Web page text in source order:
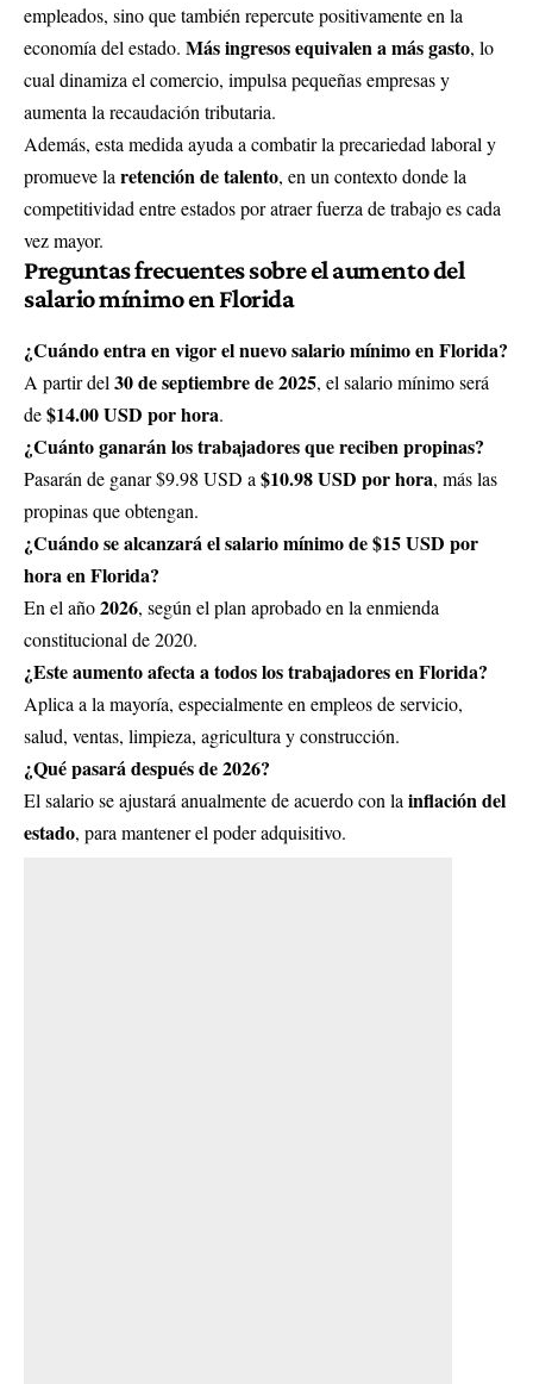
empleados, sino que también repercute positivamente en la
economía del estado. Más ingresos equivalen a más gasto, lo
cual dinamiza el comercio, impulsa pequeñas empresas y
aumenta la recaudación tributaria.
Además, esta medida ayuda a combatir la precariedad laboral y
promueve la retención de talento, en un contexto donde la
competitividad entre estados por atraer fuerza de trabajo es cada
vez mayor.
Preguntas frecuentes sobre el aumento del
salario mínimo en Florida
¿Cuándo entra en vigor el nuevo salario mínimo en Florida?
A partir del 30 de septiembre de 2025, el salario mínimo será
de$14.00 USD por hora.
¿Cuánto ganarán los trabajadores que reciben propinas?
Pasarán de ganar $9.98 USD a $10.98 USD por hora, más las
propinas que obtengan.
¿Cuándo se alcanzará el salario mínimo de $15 USD por
hora en Florida?
En el año2026, según el plan aprobado en la enmienda
constitucional de 2020.
¿Este aumento afecta a todos los trabajadores en Florida?
Aplica a la mayoría, especialmente en empleos de servicio,
salud, ventas, limpieza, agricultura y construcción.
¿Qué pasará después de 2026?
El salario se ajustará anualmente de acuerdo con la inflación del
estado, para mantener el poder adquisitivo.